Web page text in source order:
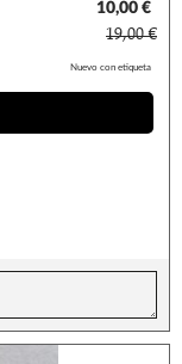
10,00 €
19,00 €
Nuevo con etiqueta